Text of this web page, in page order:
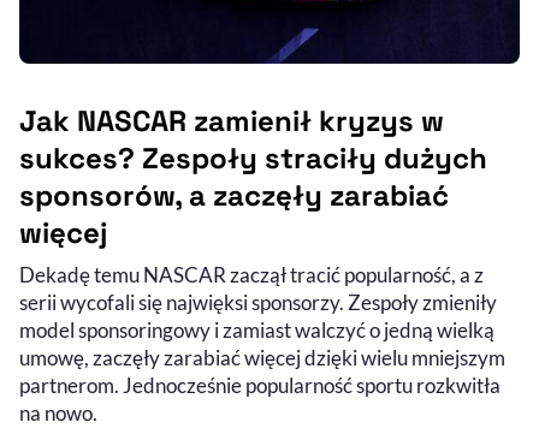
Jak NASCAR zamienił kryzys w
sukces? Zespoły straciły dużych
sponsorów, a zaczęły zarabiać
więcej
Dekadę temu NASCAR zaczął tracić popularność, a z
serii wycofali się najwięksi sponsorzy. Zespoły zmieniły
model sponsoringowy i zamiast walczyć o jedną wielką
umowę, zaczęły zarabiać więcej dzięki wielu mniejszym
partnerom. Jednocześnie popularność sportu rozkwitła
na nowo.